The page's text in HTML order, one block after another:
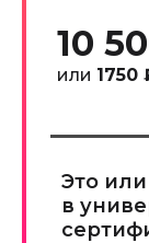
10
или 1750
Это или
в